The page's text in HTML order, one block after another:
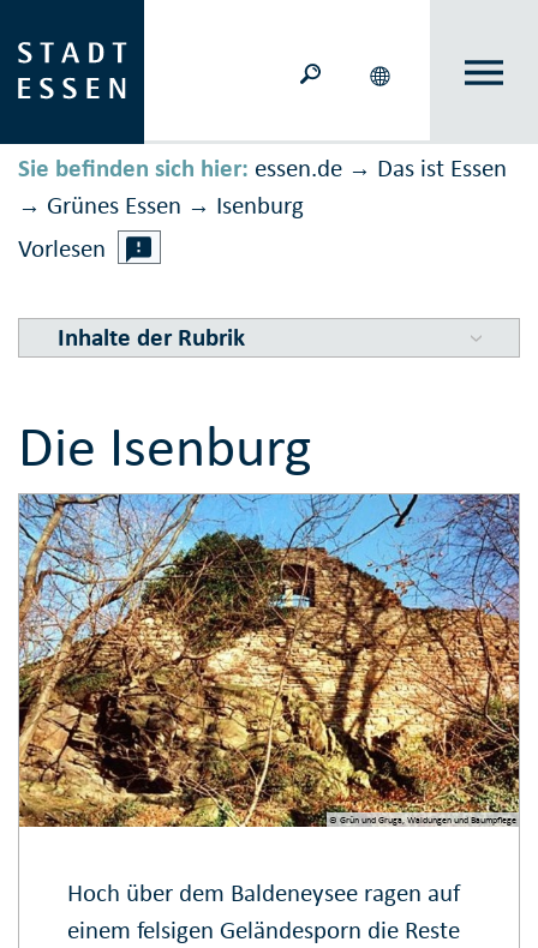
Sie befinden sich hier: essen.de → Das ist Essen
→ Grünes Essen → Isenburg
Vorlesen
Inhalte der Rubrik
Die Isenburg
© Grün und Gruga, Waldungen und Baumpflege
Hoch über dem Baldeneysee ragen auf
einem felsigen Geländesporn die Reste